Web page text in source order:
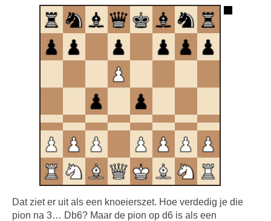
Dat ziet er uit als een knoeierszet. Hoe verdedig je die
pion na 3… Db6? Maar de pion op d6 is als een